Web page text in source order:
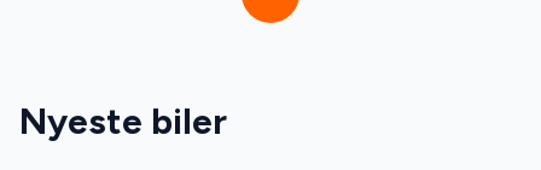
sædevarme
Nyeste biler